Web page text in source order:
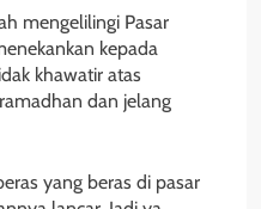
mengelilingi Pasar
kepada
khawatir atas
dan jelang
yang beras di pasar